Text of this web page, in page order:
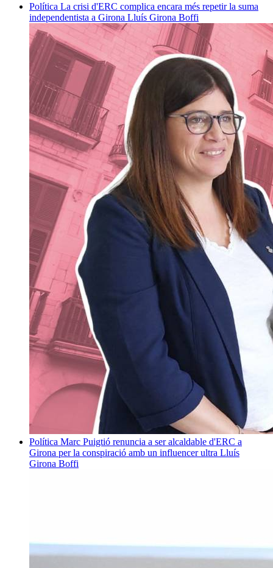
Política La crisi d'ERC complica encara més repetir la suma
independentista a Girona Lluís Girona Boffi
Política Marc Puigtió renuncia a ser alcaldable d'ERC a
Girona per la conspiració amb un influencer ultra Lluís
Girona Boffi